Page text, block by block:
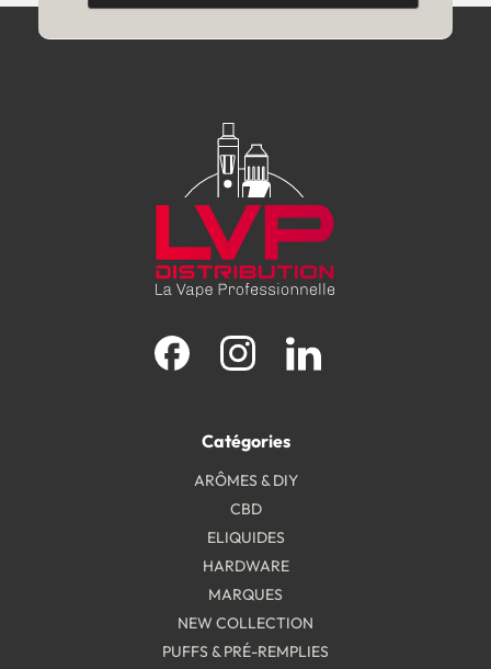
Catégories
ARÔMES & DIY
CBD
ELIQUIDES
HARDWARE
MARQUES
NEW COLLECTION
PUFFS & PRÉ-REMPLIES
Facebook Instagram